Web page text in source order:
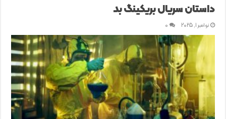
داستان سریال بریکینگ بد
نوامبر 1, 2025 0